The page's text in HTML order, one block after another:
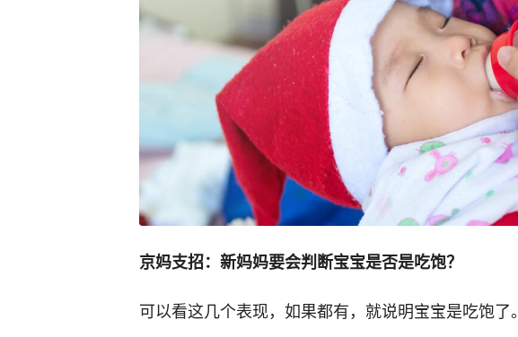
京妈支招：新妈妈要会判断宝宝是否是吃饱？
可以看这几个表现，如果都有，就说明宝宝是吃饱了。